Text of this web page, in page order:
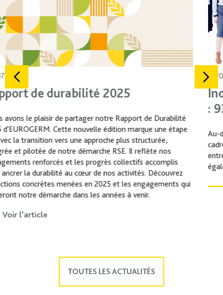
27/02/2026
Index Egalité Femmes-Hommes 2025
Au-delà de la publication de la note globale obtenue dans le
cadre du calcul de l’Index Égalité Femmes/Hommes, les
entreprises concernées ont dorénavant l’obligation de publier
également le détail des résultats obtenus par indicateur.
Voir l'article